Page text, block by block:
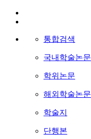
통합검색
국내학술논문
학위논문
해외학술논문
학술지
단행본